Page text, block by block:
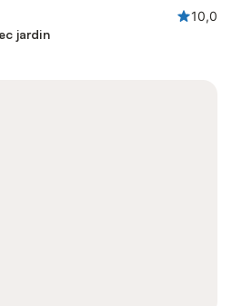
10,0
jardin